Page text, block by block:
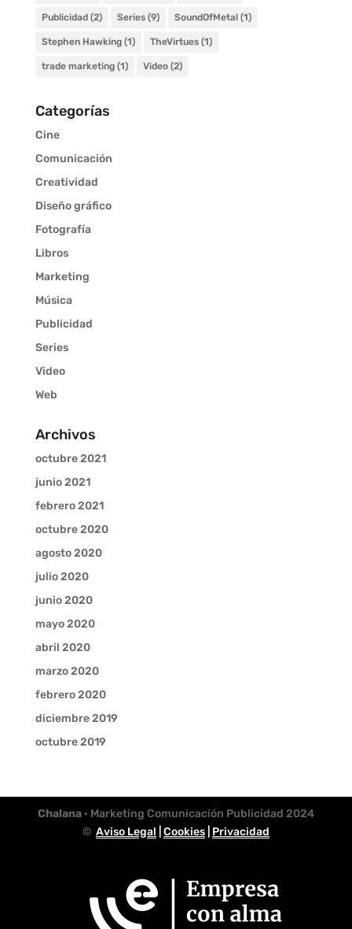
Publicidad(2) Series(9) SoundOfMetal(1)
Stephen Hawking(1) TheVirtues(1)
trade marketing(1) Video(2)
Categorías
Cine
Comunicación
Creatividad
Diseño gráfico
Fotografía
Libros
Marketing
Música
Publicidad
Series
Video
Web
Archivos
octubre 2021
junio 2021
febrero 2021
octubre 2020
agosto 2020
julio 2020
junio 2020
mayo 2020
abril 2020
marzo 2020
febrero 2020
diciembre 2019
octubre 2019
Chalana· Marketing Comunicación Publicidad 2024
© Aviso Legal Cookies| Privacidad